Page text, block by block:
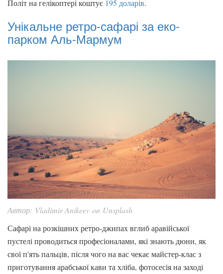
Політ на гелікоптері коштує 195 доларів.
Унікальне ретро-сафарі за еко-
парком Аль-Мармум
Автор: Vladimir Anikeev on Unsplash
Сафарі на розкішних ретро-джипах вглиб аравійської
пустелі проводиться професіоналами, які знають дюни, як
свої п'ять пальців, після чого на вас чекає майстер-клас з
приготування арабської кави та хліба, фотосесія на заході